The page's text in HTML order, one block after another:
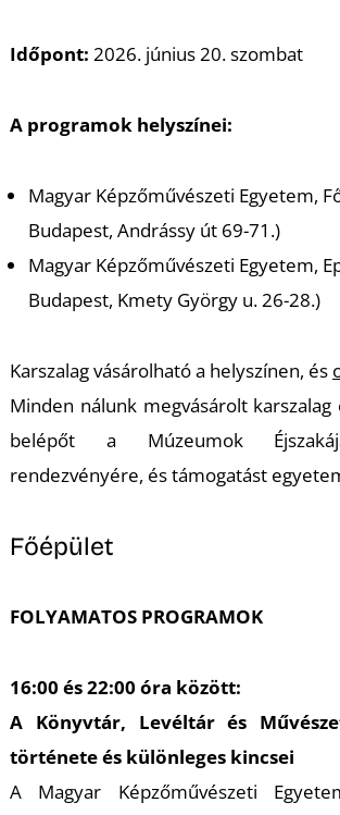
Időpont: 2026. június 20. szombat
A programok helyszínei:
Magyar Képzőművészeti Egyetem,
Budapest, Andrássy út 69-71.)
Magyar Képzőművészeti Egyetem,
Budapest, Kmety György u. 26-28.)
Karszalag vásárolható a helyszínen, és
Minden nálunk megvásárolt
belépőt a Múzeumok
rendezvényére, és támogatást
Főépület
FOLYAMATOS PROGRAMOK
16:00 és 22:00 óra között:
A Könyvtár, Levéltár és
története és különleges kincsei
A Magyar Képzőművészeti